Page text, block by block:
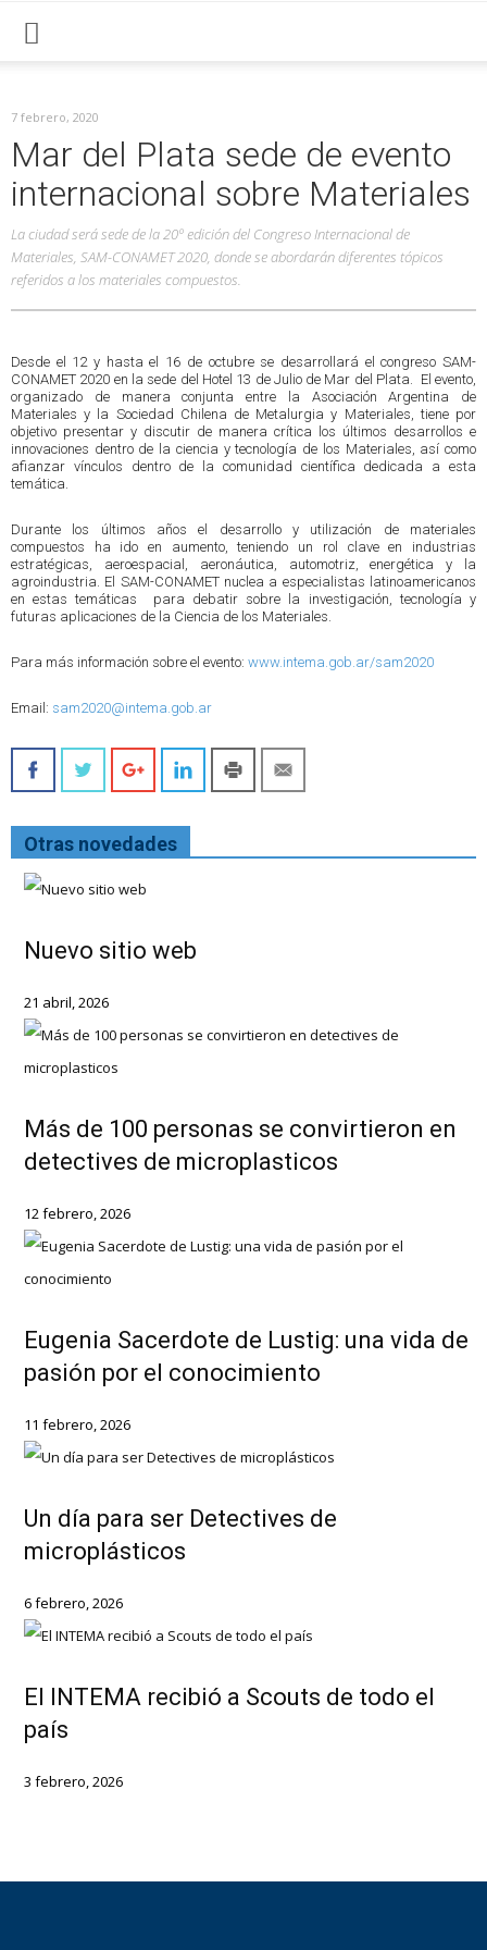
7 febrero, 2020
Mar del Plata sede de evento
internacional sobre Materiales
La ciudad será sede de la 20º edición del Congreso Internacional de
Materiales, SAM-CONAMET 2020, donde se abordarán diferentes tópicos
referidos a los materiales compuestos.
Desde el 12 y hasta el 16 de octubre se desarrollará el congreso SAM-
CONAMET 2020 en la sede del Hotel 13 de Julio de Mar del Plata. El evento,
organizado de manera conjunta entre la Asociación Argentina de
Materiales y la Sociedad Chilena de Metalurgia y Materiales, tiene por
objetivo presentar y discutir de manera crítica los últimos desarrollos e
innovaciones dentro de la ciencia y tecnología de los Materiales, así como
afianzar vínculos dentro de la comunidad científica dedicada a esta
temática.
Durante los últimos años el desarrollo y utilización de materiales
compuestos ha ido en aumento, teniendo un rol clave en industrias
estratégicas, aeroespacial, aeronáutica, automotriz, energética y la
agroindustria. El SAM-CONAMET nuclea a especialistas latinoamericanos
en estas temáticas para debatir sobre la investigación, tecnología y
futuras aplicaciones de la Ciencia de los Materiales.
Para más información sobre el evento: www.intema.gob.ar/sam2020
Email: sam2020@intema.gob.ar
Otras novedades
Nuevo sitio web
21 abril, 2026
Más de 100 personas se convirtieron en
detectives de microplasticos
12 febrero, 2026
Eugenia Sacerdote de Lustig: una vida de
pasión por el conocimiento
11 febrero, 2026
Un día para ser Detectives de
microplásticos
6 febrero, 2026
El INTEMA recibió a Scouts de todo el
país
3 febrero, 2026